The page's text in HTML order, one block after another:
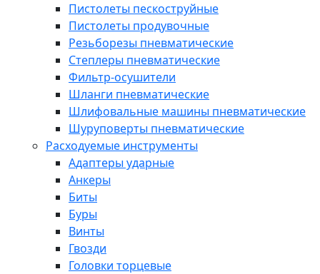
Пистолеты пескоструйные
Пистолеты продувочные
Резьборезы пневматические
Степлеры пневматические
Фильтр-осушители
Шланги пневматические
Шлифовальные машины пневматические
Шуруповерты пневматические
Расходуемые инструменты
Адаптеры ударные
Анкеры
Биты
Буры
Винты
Гвозди
Головки торцевые